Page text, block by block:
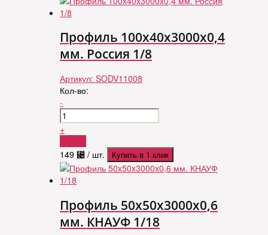
Профиль 100x40x3000x0,4
мм. Россия 1/8
Артикул: SODV11008
Кол-во:
-
+
149 ⃄ / шт. Купить в 1 клик
Профиль 50x50x3000x0,6
мм. КНАУФ 1/18